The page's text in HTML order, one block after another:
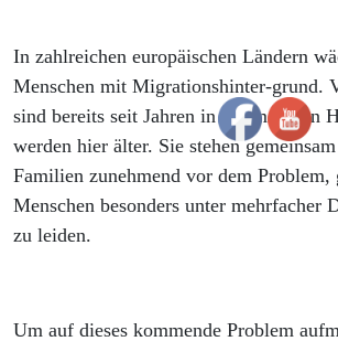
In zahlreichen europäischen Ländern
Menschen mit Migrationshinter-grund.
sind bereits seit Jahren in ihrem neuen
werden hier älter. Sie stehen
Familien zunehmend vor dem Problem,
Menschen besonders unter mehrfacher
zu leiden.
Um auf dieses kommende Problem